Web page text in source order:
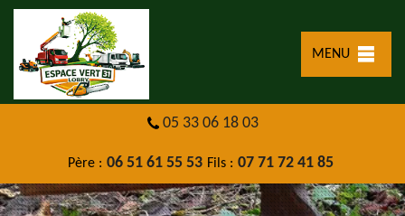
MENU
05 33 06 18 03
Père : 06 51 61 55 53 Fils : 07 71 72 41 85